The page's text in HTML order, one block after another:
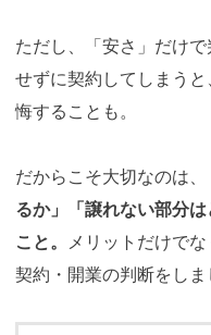
ただし、「安さ」だけ
せずに契約してしまう
悔することも。
だからこそ大切なのは、
るか」「譲れない部分
こと。
メリットだけで
契約・開業の判断をしま